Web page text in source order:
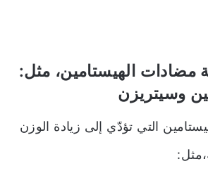
مضادات الهيستامين، مثل:
وسيتريزن
التي تؤدّي إلى زيادة الوزن